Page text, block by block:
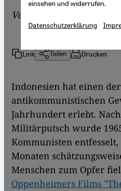
Von
Link Teilen Drucken
Indonesien hat einen
antikommunistischen
Jahrhundert erlebt.
Militärputsch wurde
Kommunisten
Monaten
Menschen zum Opfer
Oppenheimers Films
einsehen und widerrufen.
Datenschutzerklärung